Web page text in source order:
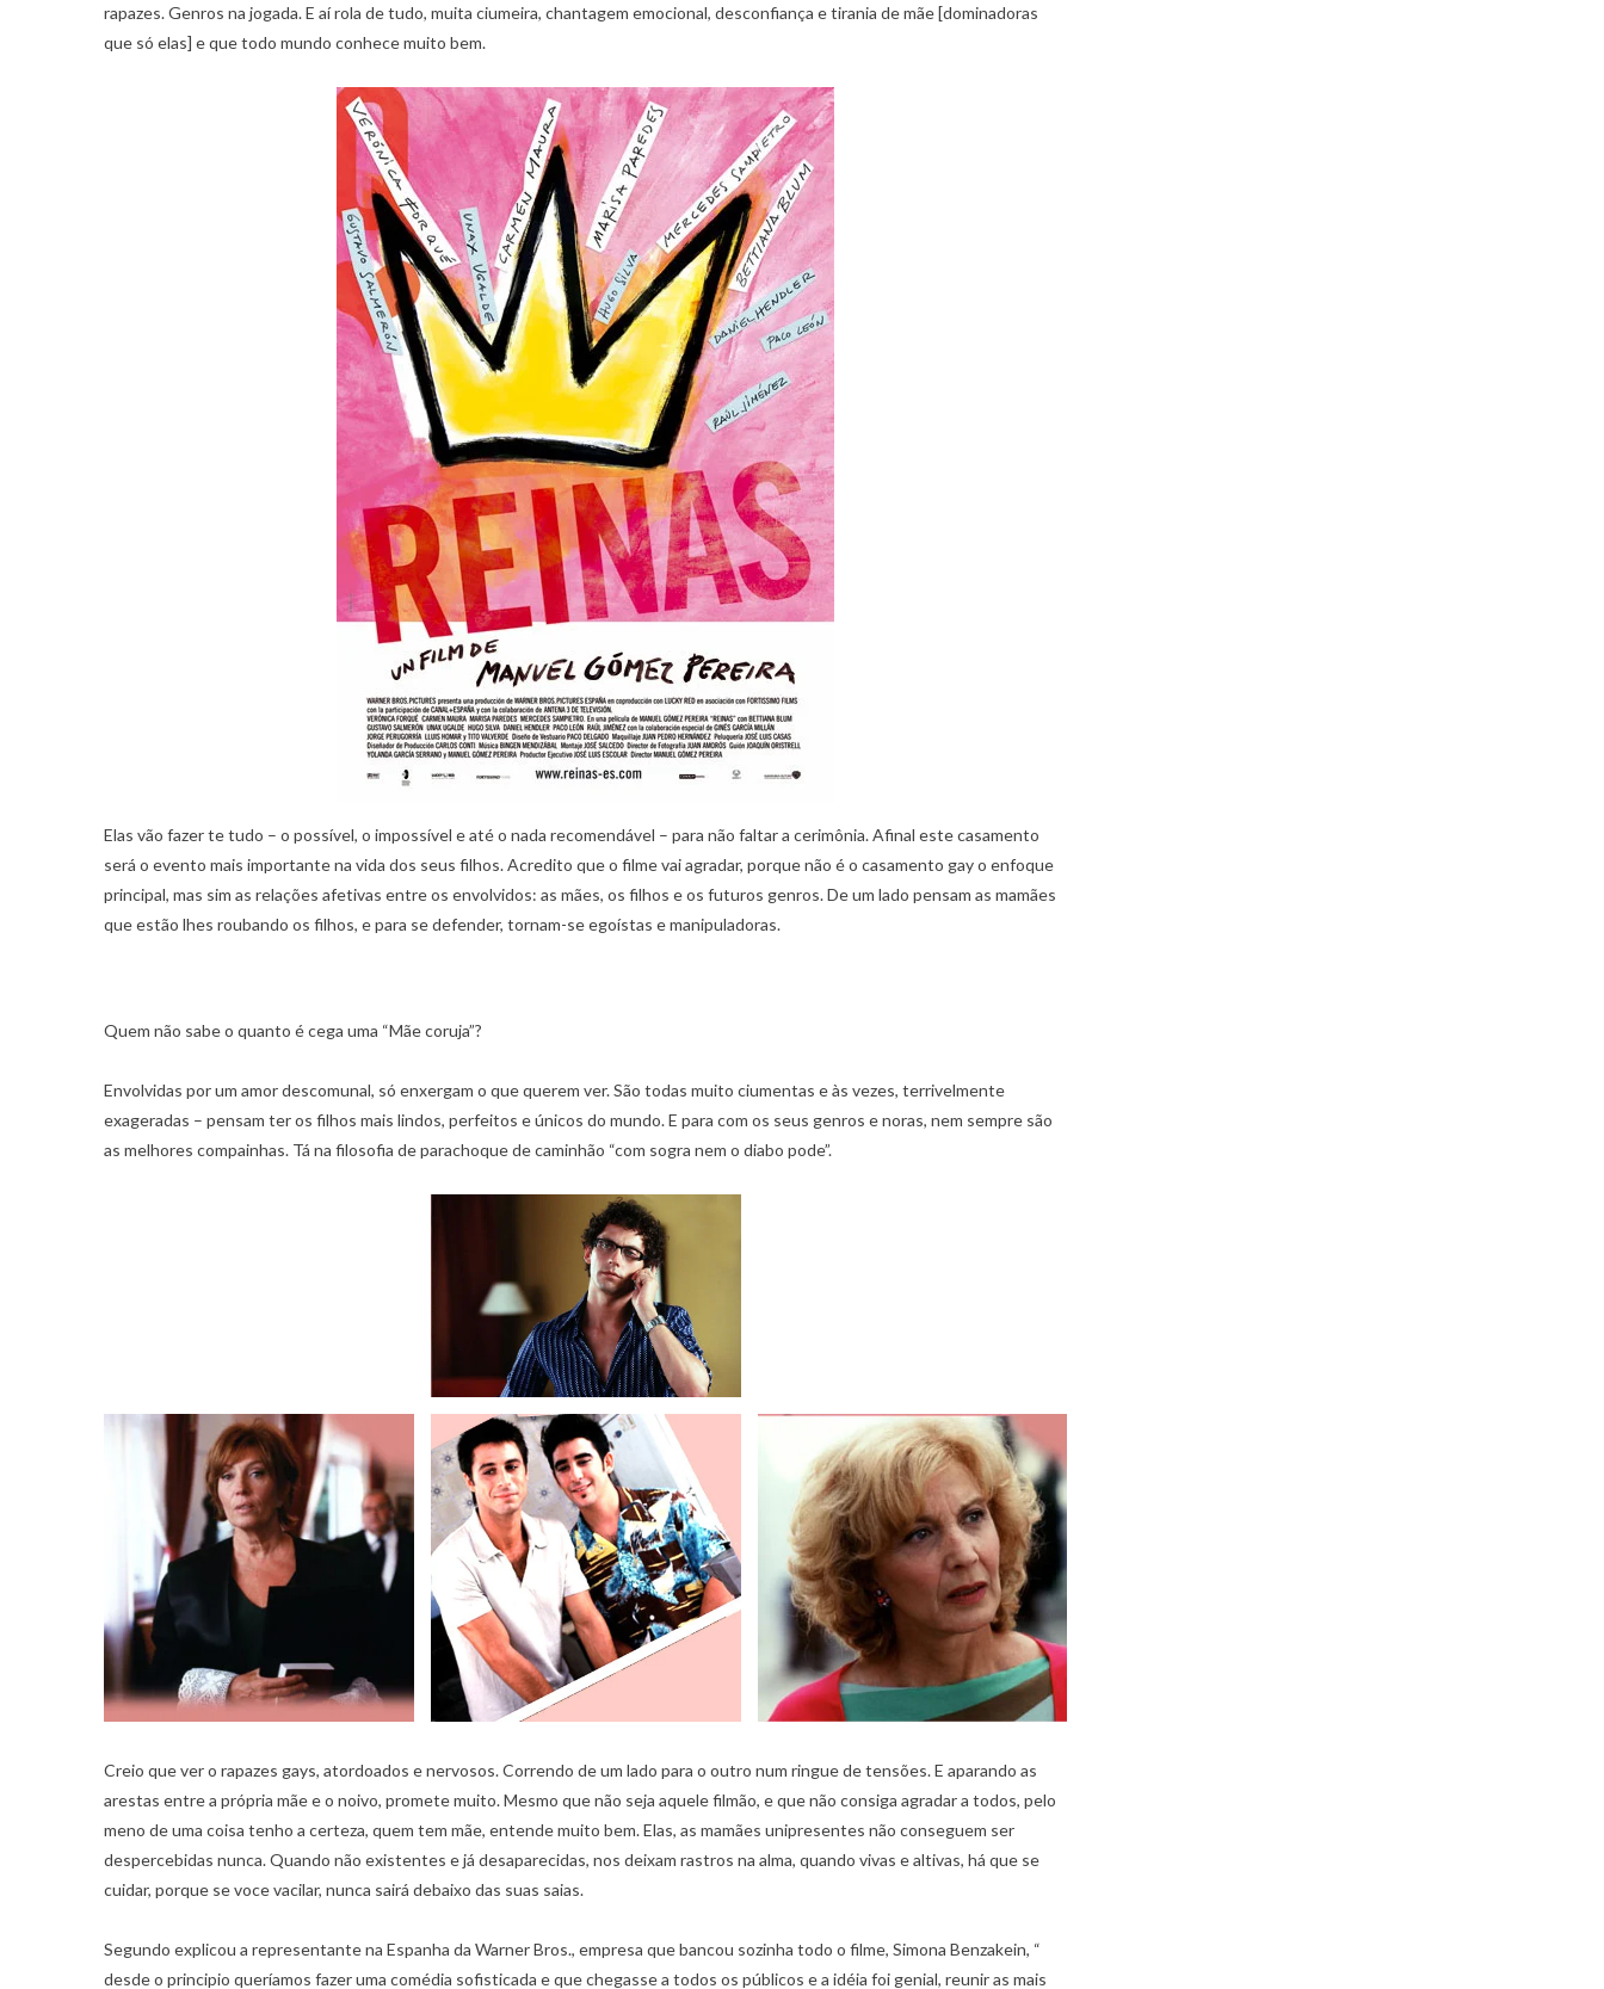
rapazes. Genros na jogada. E aí rola de tudo, muita ciumeira, chantagem emocional, desconfiança e tirania de mãe [dominadoras
que só elas] e que todo mundo conhece muito bem.
Elas vão fazer te tudo – o possível, o impossível e até o nada recomendável – para não faltar a cerimônia. Afinal este casamento
será o evento mais importante na vida dos seus filhos. Acredito que o filme vai agradar, porque não é o casamento gay o enfoque
principal, mas sim as relações afetivas entre os envolvidos: as mães, os filhos e os futuros genros. De um lado pensam as mamães
que estão lhes roubando os filhos, e para se defender, tornam-se egoístas e manipuladoras.
Quem não sabe o quanto é cega uma “Mãe coruja”?
Envolvidas por um amor descomunal, só enxergam o que querem ver. São todas muito ciumentas e às vezes, terrivelmente
exageradas – pensam ter os filhos mais lindos, perfeitos e únicos do mundo. E para com os seus genros e noras, nem sempre são
as melhores compainhas. Tá na filosofia de parachoque de caminhão “com sogra nem o diabo pode”.
Creio que ver o rapazes gays, atordoados e nervosos. Correndo de um lado para o outro num ringue de tensões. E aparando as
arestas entre a própria mãe e o noivo, promete muito. Mesmo que não seja aquele filmão, e que não consiga agradar a todos, pelo
meno de uma coisa tenho a certeza, quem tem mãe, entende muito bem. Elas, as mamães unipresentes não conseguem ser
despercebidas nunca. Quando não existentes e já desaparecidas, nos deixam rastros na alma, quando vivas e altivas, há que se
cuidar, porque se voce vacilar, nunca sairá debaixo das suas saias.
Segundo explicou a representante na Espanha da Warner Bros., empresa que bancou sozinha todo o filme, Simona Benzakein, “
desde o principio queríamos fazer uma comédia sofisticada e que chegasse a todos os públicos e a idéia foi genial, reunir as mais